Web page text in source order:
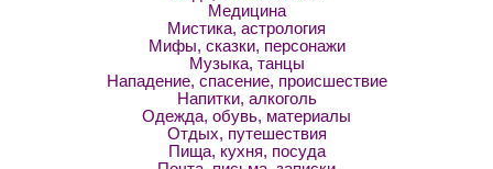
Медицина
Мистика, астрология
Мифы, сказки, персонажи
Музыка, танцы
Нападение, спасение, происшествие
Напитки, алкоголь
Одежда, обувь, материалы
Отдых, путешествия
Пища, кухня, посуда